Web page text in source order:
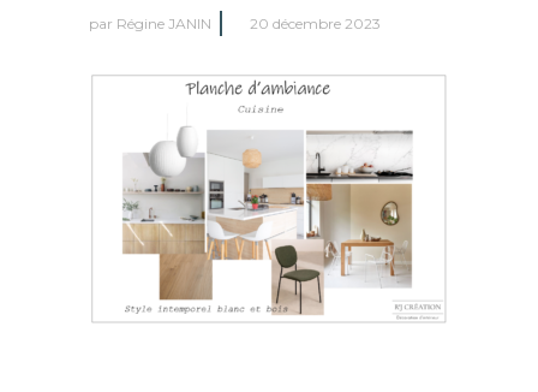
par Régine JANIN 20 décembre 2023